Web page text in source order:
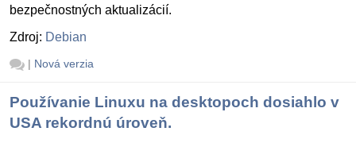
bezpečnostných aktualizácií.
Zdroj: Debian
| Nová verzia
Používanie Linuxu na desktopoch dosiahlo v
USA rekordnú úroveň.